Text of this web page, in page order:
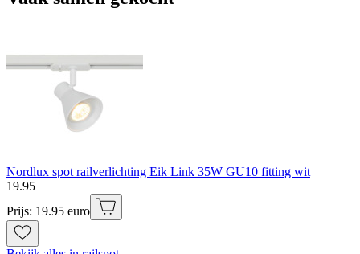
Nordlux spot railverlichting Eik Link 35W GU10 fitting wit
19.95
Prijs: 19.95 euro